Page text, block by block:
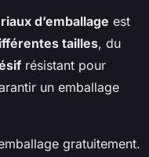
d’emballage est
tailles, du
résistant pour
un emballage
gratuitement.